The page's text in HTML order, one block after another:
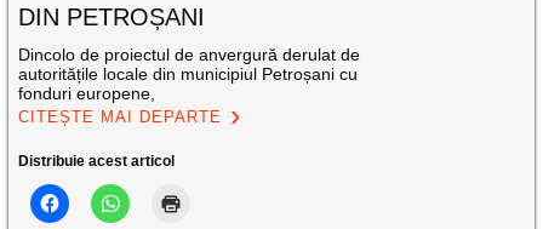
DIN PETROȘANI
Dincolo de proiectul de anvergură derulat de
autoritățile locale din municipiul Petroșani cu
fonduri europene,
CITEȘTE MAI DEPARTE
Distribuie acest articol